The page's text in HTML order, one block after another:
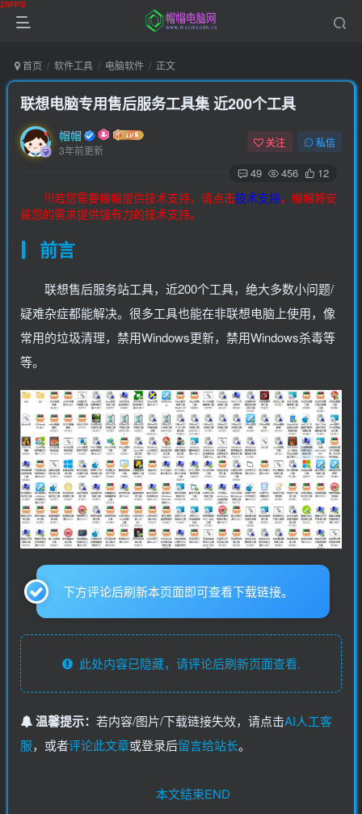
首页 软件工具 电脑软件 正文
联想电脑专用售后服务工具集 近200个工具
帽帽
3年前更新
关注 私信
49 456 12
!!!若您需要帽帽提供技术支持，请点击技术支持，帽帽将安
装您的需求提供强有力的技术支持。
前言
联想售后服务站工具，近200个工具，绝大多数小问题/
疑难杂症都能解决。很多工具也能在非联想电脑上使用，像
常用的垃圾清理，禁用Windows更新，禁用Windows杀毒等
等。
下方评论后刷新本页面即可查看下载链接。
此处内容已隐藏，请评论后刷新页面查看.
温馨提示： 若内容/图片/下载链接失效，请点击AI人工客
服，或者评论此文章或登录后留言给站长。
本文结束END